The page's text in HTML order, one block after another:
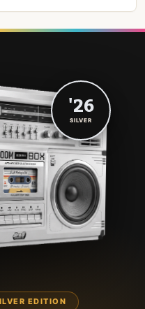
EDITION
'26
SILVER